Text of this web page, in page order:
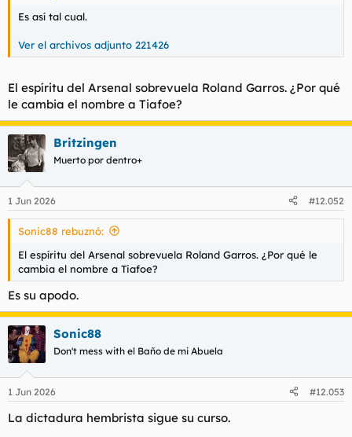
Es así tal cual.
Ver el archivos adjunto 221426
El espíritu del Arsenal sobrevuela Roland Garros. ¿Por qué
le cambia el nombre a Tiafoe?
Britzingen
Muerto por dentro+
1 Jun 2026 #12.052
Sonic88 rebuznó:
El espíritu del Arsenal sobrevuela Roland Garros. ¿Por qué le
cambia el nombre a Tiafoe?
Es su apodo.
Sonic88
Don't mess with el Baño de mi Abuela
1 Jun 2026 #12.053
La dictadura hembrista sigue su curso.